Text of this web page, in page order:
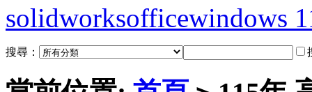
solidworksofficewindows
搜尋：